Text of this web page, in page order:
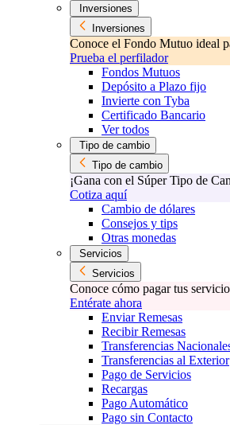
Inversiones
Inversiones
Conoce el Fondo Mutuo ideal
Prueba el perfilador
Fondos Mutuos
Depósito a Plazo fijo
Invierte con Tyba
Certificado Bancario
Ver todos
Tipo de cambio
Tipo de cambio
¡Gana con el Súper Tipo de
Cotiza aquí
Cambio de dólares
Consejos y tips
Otras monedas
Servicios
Servicios
Conoce cómo pagar tus
Entérate ahora
Enviar Remesas
Recibir Remesas
Transferencias
Transferencias al Exterior
Pago de Servicios
Recargas
Pago Automático
Pago sin Contacto